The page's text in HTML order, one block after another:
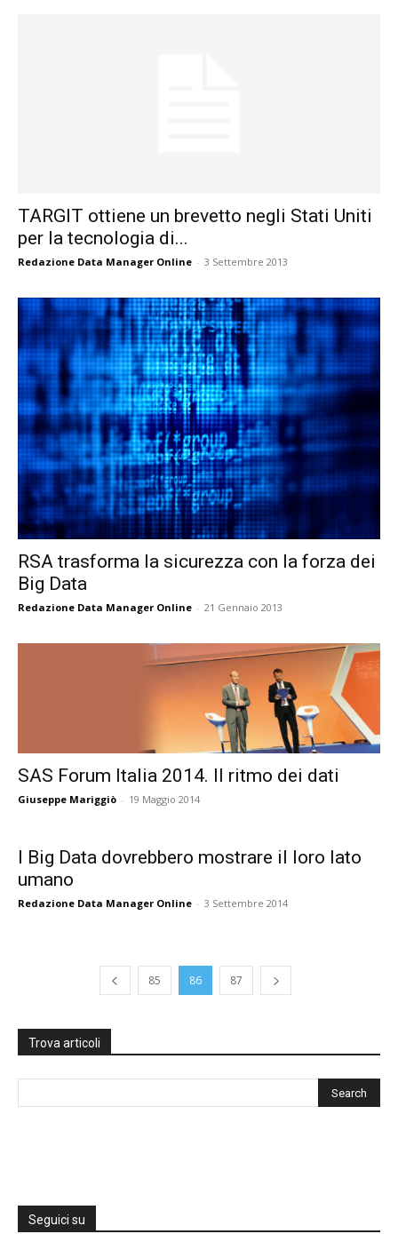
TARGIT ottiene un brevetto negli Stati Uniti
per la tecnologia di...
Redazione Data Manager Online - 3 Settembre 2013
RSA trasforma la sicurezza con la forza dei
Big Data
Redazione Data Manager Online - 21 Gennaio 2013
SAS Forum Italia 2014. Il ritmo dei dati
Giuseppe Mariggiò - 19 Maggio 2014
I Big Data dovrebbero mostrare il loro lato
umano
Redazione Data Manager Online - 3 Settembre 2014
85 86 87
Trova articoli
Seguici su